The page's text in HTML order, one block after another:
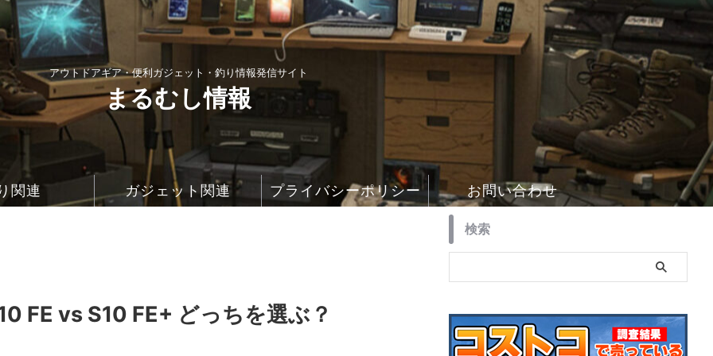
アウトドアギア・便利ガジェット・釣り情報発信サイト
まるむし情報
関連 ガジェット関連 プライバシーポリシー お問い合わせ
FE vs S10 FE+ どっちを選ぶ？
検索